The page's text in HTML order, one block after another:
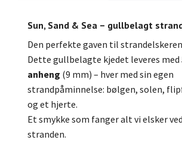
Sun, Sand & Sea – gullbelagt
Den perfekte gaven til
Dette gullbelagte kjedet leveres med
anheng (9 mm) – hver med sin egen
strandpåminnelse: bølgen, solen,
og et hjerte.
Et smykke som fanger alt vi elsker
stranden.